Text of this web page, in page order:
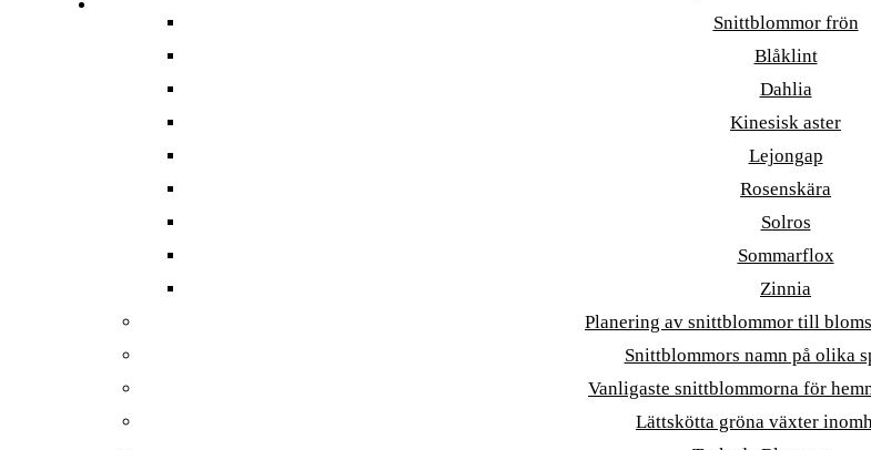
Snittblommor frön
Blåklint
Dahlia
Kinesisk aster
Lejongap
Rosenskära
Solros
Sommarflox
Zinnia
Planering av snittblommor till
Snittblommors namn på olika
Vanligaste snittblommorna för
Lättskötta gröna växter